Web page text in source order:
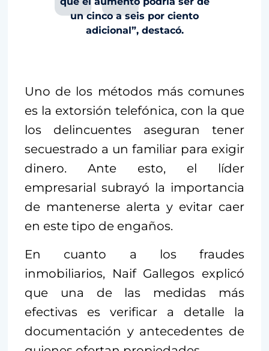
un cinco a seis por ciento
adicional”, destacó.
Uno de los métodos más comunes
es la extorsión telefónica, con la que
los delincuentes aseguran tener
secuestrado a un familiar para exigir
dinero. Ante esto, el líder
empresarial subrayó la importancia
de mantenerse alerta y evitar caer
en este tipo de engaños.
En cuanto a los fraudes
inmobiliarios, Naif Gallegos explicó
que una de las medidas más
efectivas es verificar a detalle la
documentación y antecedentes de